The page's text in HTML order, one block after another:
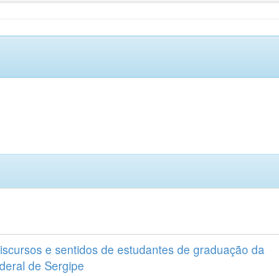
e sentidos de estudantes de graduação da
de Sergipe